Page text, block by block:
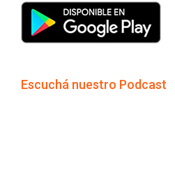
Escuchá nuestro Podcast